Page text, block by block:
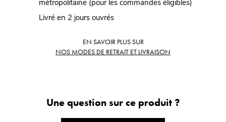
métropolitaine (pour les commandes éligibles)
Livré en 2 jours ouvrés
EN SAVOIR PLUS SUR
NOS MODES DE RETRAIT ET LIVRAISON
Une question sur ce produit ?